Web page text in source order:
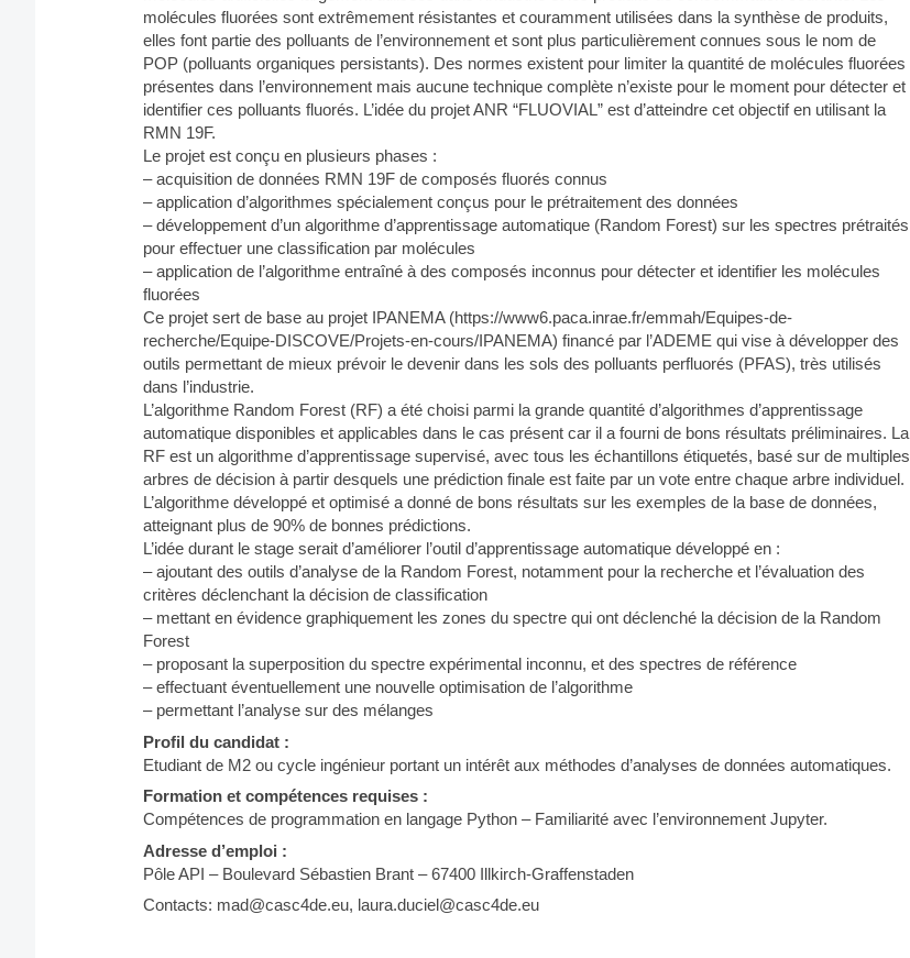
molécules fluorées sont extrêmement résistantes et couramment utilisées dans la synthèse de produits,
elles font partie des polluants de l’environnement et sont plus particulièrement connues sous le nom de
POP (polluants organiques persistants). Des normes existent pour limiter la quantité de molécules fluorées
présentes dans l’environnement mais aucune technique complète n’existe pour le moment pour détecter et
identifier ces polluants fluorés. L’idée du projet ANR “FLUOVIAL” est d’atteindre cet objectif en utilisant la
RMN 19F.
Le projet est conçu en plusieurs phases :
– acquisition de données RMN 19F de composés fluorés connus
– application d’algorithmes spécialement conçus pour le prétraitement des données
– développement d’un algorithme d’apprentissage automatique (Random Forest) sur les spectres prétraités
pour effectuer une classification par molécules
– application de l’algorithme entraîné à des composés inconnus pour détecter et identifier les molécules
fluorées
Ce projet sert de base au projet IPANEMA (https://www6.paca.inrae.fr/emmah/Equipes-de-
recherche/Equipe-DISCOVE/Projets-en-cours/IPANEMA) financé par l’ADEME qui vise à développer des
outils permettant de mieux prévoir le devenir dans les sols des polluants perfluorés (PFAS), très utilisés
dans l’industrie.
L’algorithme Random Forest (RF) a été choisi parmi la grande quantité d’algorithmes d’apprentissage
automatique disponibles et applicables dans le cas présent car il a fourni de bons résultats préliminaires. La
RF est un algorithme d’apprentissage supervisé, avec tous les échantillons étiquetés, basé sur de multiples
arbres de décision à partir desquels une prédiction finale est faite par un vote entre chaque arbre individuel.
L’algorithme développé et optimisé a donné de bons résultats sur les exemples de la base de données,
atteignant plus de 90% de bonnes prédictions.
L’idée durant le stage serait d’améliorer l’outil d’apprentissage automatique développé en :
– ajoutant des outils d’analyse de la Random Forest, notamment pour la recherche et l’évaluation des
critères déclenchant la décision de classification
– mettant en évidence graphiquement les zones du spectre qui ont déclenché la décision de la Random
Forest
– proposant la superposition du spectre expérimental inconnu, et des spectres de référence
– effectuant éventuellement une nouvelle optimisation de l’algorithme
– permettant l’analyse sur des mélanges
Profil du candidat :
Etudiant de M2 ou cycle ingénieur portant un intérêt aux méthodes d’analyses de données automatiques.
Formation et compétences requises :
Compétences de programmation en langage Python – Familiarité avec l’environnement Jupyter.
Adresse d’emploi :
Pôle API – Boulevard Sébastien Brant – 67400 Illkirch-Graffenstaden
Contacts: mad@casc4de.eu, laura.duciel@casc4de.eu